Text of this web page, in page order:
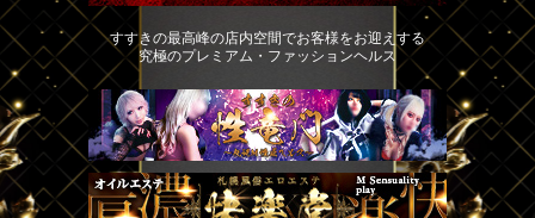
すすきの最高峰の店内空間でお客様をお迎えする
究極のプレミアム・ファッションヘルス